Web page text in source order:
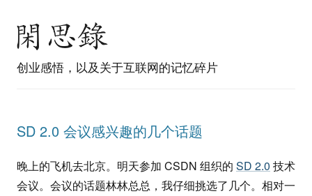
创业感悟，以及关于互联网的记忆碎片
SD 2.0 会议感兴趣的几个话题
晚上的飞机去北京。明天参加 CSDN 组织的 SD 2.0 技术
会议。会议的话题林林总总，我仔细挑选了几个。相对一